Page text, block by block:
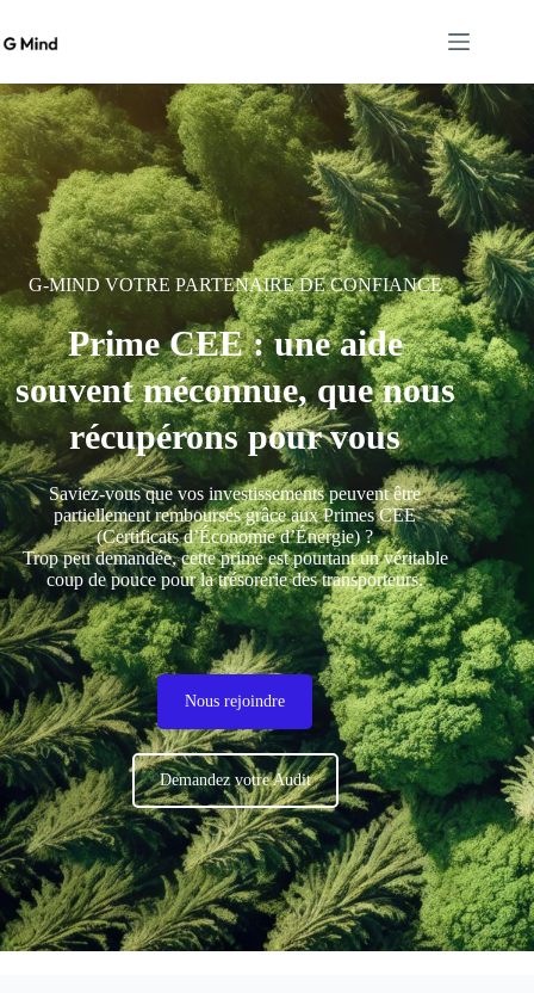
G-MIND VOTRE PARTENAIRE DE CONFIANCE
Prime CEE : une aide
souvent méconnue, que nous
récupérons pour vous
Saviez-vous que vos investissements peuvent être
partiellement remboursés grâce aux Primes CEE
(Certificats d’Économie d’Énergie) ?
Trop peu demandée, cette prime est pourtant un véritable
coup de pouce pour la trésorerie des transporteurs.
Nous rejoindre
Demandez votre Audit